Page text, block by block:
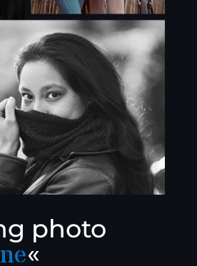
photo
«